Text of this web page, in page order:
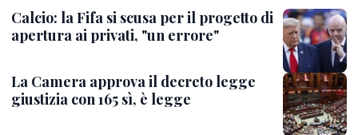
Calcio: la Fifa si scusa per il progetto di
apertura ai privati, "un errore"
La Camera approva il decreto legge
giustizia con 165 sì, è legge